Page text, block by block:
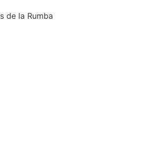
de la Rumba